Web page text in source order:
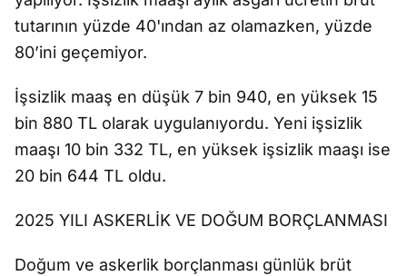
tutarının yüzde 40'ından az olamazken, yüzde
80’ini geçemiyor.
İşsizlik maaş en düşük 7 bin 940, en yüksek 15
bin 880 TL olarak uygulanıyordu. Yeni işsizlik
maaşı 10 bin 332 TL, en yüksek işsizlik maaşı ise
20 bin 644 TL oldu.
2025 YILI ASKERLİK VE DOĞUM BORÇLANMASI
Doğum ve askerlik borçlanması günlük brüt